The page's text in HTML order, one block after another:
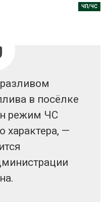
ЧП/ЧС
в посёлке
режим ЧС
характера, —